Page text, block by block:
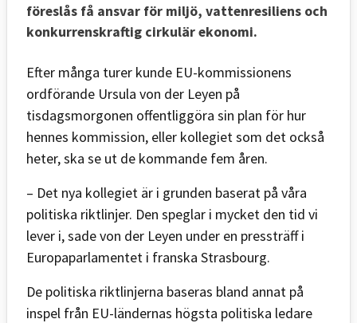
föreslås få ansvar för miljö, vattenresiliens och
konkurrenskraftig cirkulär ekonomi.
Efter många turer kunde EU-kommissionens
ordförande Ursula von der Leyen på
tisdagsmorgonen offentliggöra sin plan för hur
hennes kommission, eller kollegiet som det också
heter, ska se ut de kommande fem åren.
– Det nya kollegiet är i grunden baserat på våra
politiska riktlinjer. Den speglar i mycket den tid vi
lever i, sade von der Leyen under en pressträff i
Europaparlamentet i franska Strasbourg.
De politiska riktlinjerna baseras bland annat på
inspel från EU-ländernas högsta politiska ledare